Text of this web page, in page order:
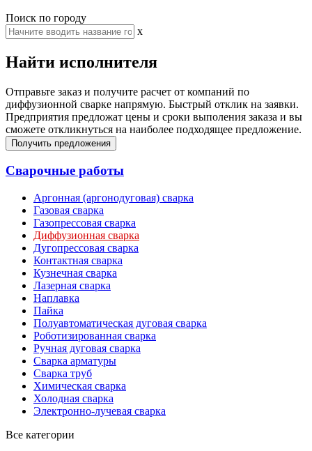
Поиск по городу
x
Найти исполнителя
Отправьте заказ и получите расчет от компаний по
диффузионной сварке напрямую. Быстрый отклик на заявки.
Предприятия предложат цены и сроки выполения заказа и вы
сможете откликнуться на наиболее подходящее предложение.
Получить предложения
Сварочные работы
Аргонная (аргонодуговая) сварка
Газовая сварка
Газопрессовая сварка
Диффузионная сварка
Дугопрессовая сварка
Контактная сварка
Кузнечная сварка
Лазерная сварка
Наплавка
Пайка
Полуавтоматическая дуговая сварка
Роботизированная сварка
Ручная дуговая сварка
Сварка арматуры
Сварка труб
Химическая сварка
Холодная сварка
Электронно-лучевая сварка
Все категории